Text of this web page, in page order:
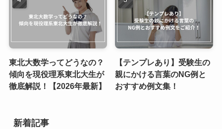
東北大数学ってどうなの？
傾向を現役理系東北大生が
徹底解説！【2026年最新】
【テンプレあり】受験生の
親にかける言葉のNG例と
おすすめ例文集！
新着記事